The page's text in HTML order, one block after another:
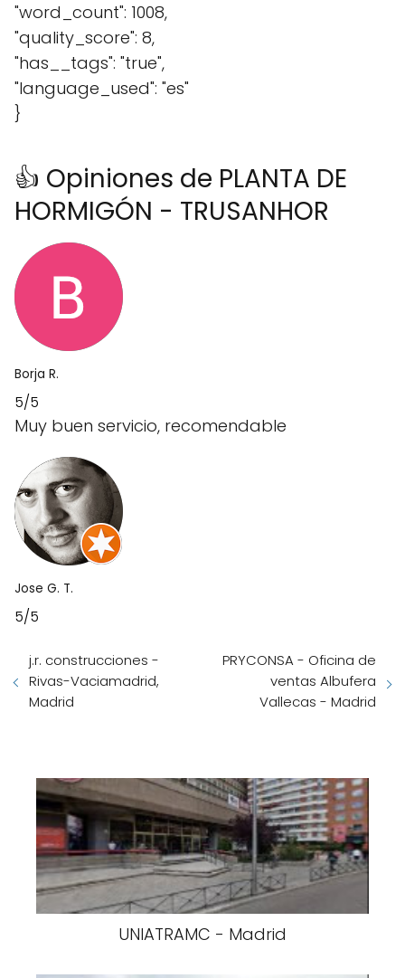
"word_count": 1008,
"quality_score": 8,
"has__tags": "true",
"language_used": "es"
}
👍 Opiniones de PLANTA DE
HORMIGÓN - TRUSANHOR
Borja R.
5/5
Muy buen servicio, recomendable
Jose G. T.
5/5
j.r. construcciones -
Rivas-Vaciamadrid,
Madrid
PRYCONSA - Oficina de
ventas Albufera
Vallecas - Madrid
UNIATRAMC - Madrid